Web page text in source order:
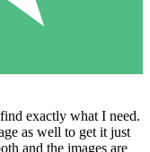
exactly what I need.
as well to get it just
and the images are